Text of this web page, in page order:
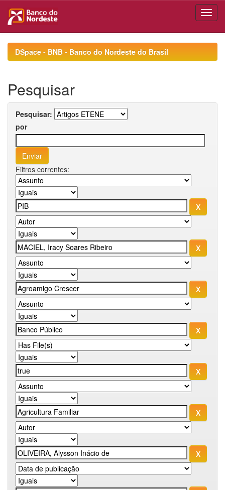
navigationDSpace - BNB - Banco do Nordeste do Brasil
Pesquisar
Pesquisar:
por
Filtros correntes: